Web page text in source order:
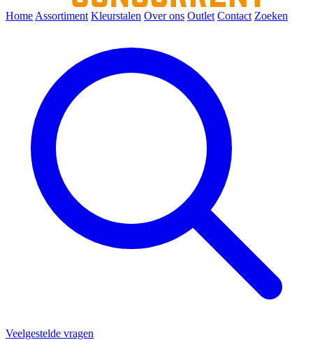
Home Assortiment Kleurstalen Over ons Outlet Contact Zoeken
Veelgestelde vragen